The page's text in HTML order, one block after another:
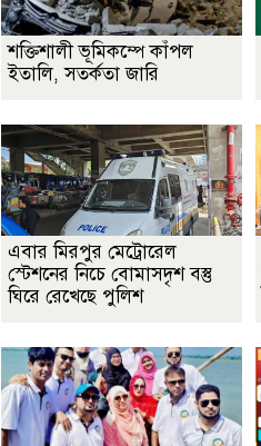
শক্তিশালী ভূমিকম্পে কাঁপল
ইতালি, সতর্কতা জারি
এবার মিরপুর মেট্রোরেল
স্টেশনের নিচে বোমাসদৃশ বস্তু
ঘিরে রেখেছে পুলিশ